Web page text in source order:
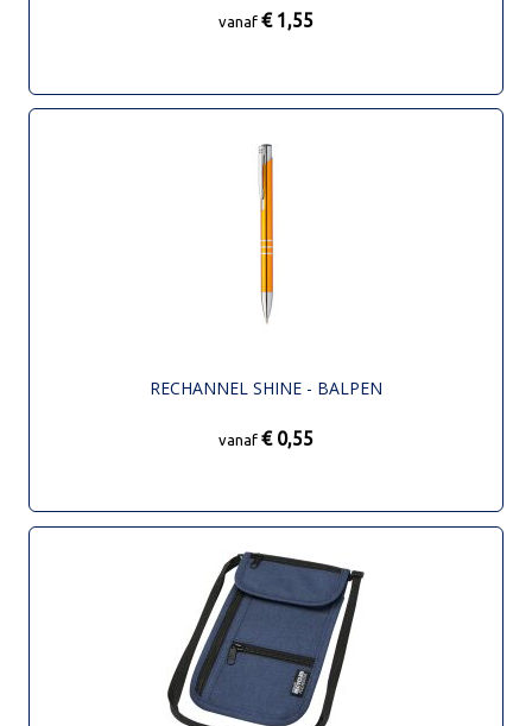
vanaf € 1,55
RECHANNEL SHINE - BALPEN
vanaf € 0,55